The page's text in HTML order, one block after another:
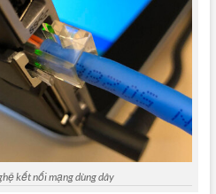
kết nối mạng dùng dây